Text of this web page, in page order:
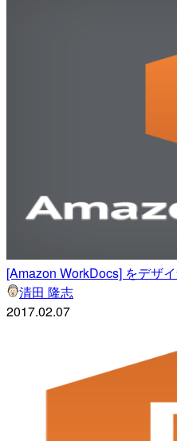
[Amazon WorkDocs] をデザ
清田 隆志
2017.02.07